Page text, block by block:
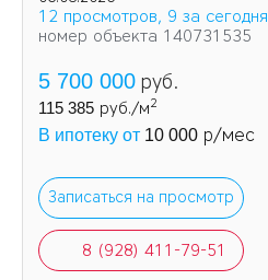
12 просмотров, 9 за сегодня
номер объекта 140731535
5 700 000 руб.
115 385 руб./м2
В ипотеку от 10 000 р/мес
Записаться на просмотр
8 (928) 411-79-51